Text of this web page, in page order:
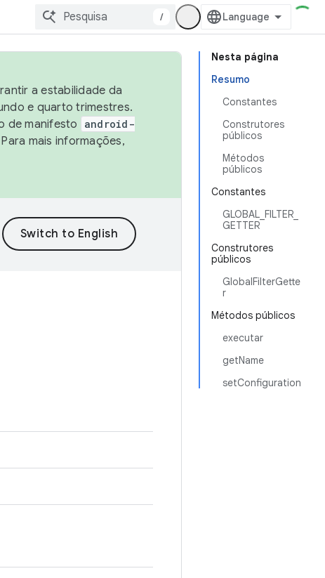
/
Nesta página
Resumo
Constantes
Construtores
públicos
Métodos
públicos
Constantes
GLOBAL_FILTER_
GETTER
Construtores
públicos
GlobalFilterGette
r
Métodos públicos
executar
getName
setConfiguration
a estabilidade da
e quarto trimestres.
de manifesto
android-
mais informações,